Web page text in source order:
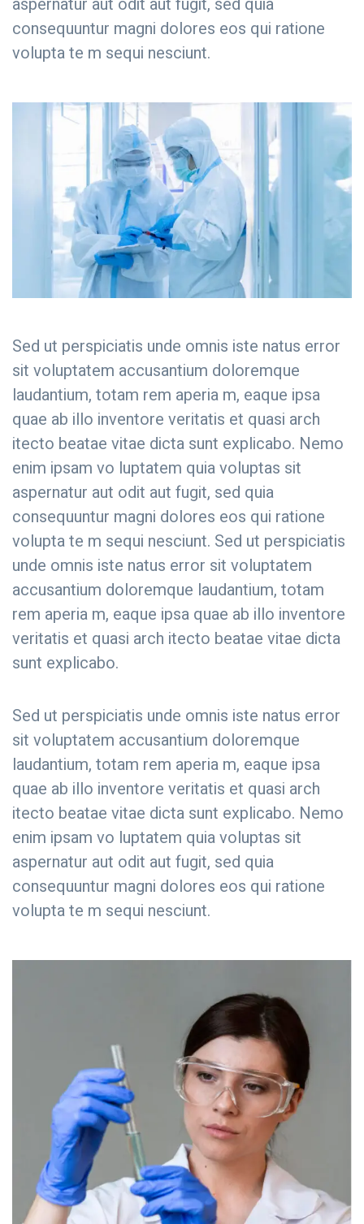
consequuntur magni dolores eos qui ratione
volupta te m sequi nesciunt.
Sed ut perspiciatis unde omnis iste natus error
sit voluptatem accusantium doloremque
laudantium, totam rem aperia m, eaque ipsa
quae ab illo inventore veritatis et quasi arch
itecto beatae vitae dicta sunt explicabo. Nemo
enim ipsam vo luptatem quia voluptas sit
aspernatur aut odit aut fugit, sed quia
consequuntur magni dolores eos qui ratione
volupta te m sequi nesciunt. Sed ut perspiciatis
unde omnis iste natus error sit voluptatem
accusantium doloremque laudantium, totam
rem aperia m, eaque ipsa quae ab illo inventore
veritatis et quasi arch itecto beatae vitae dicta
sunt explicabo.
Sed ut perspiciatis unde omnis iste natus error
sit voluptatem accusantium doloremque
laudantium, totam rem aperia m, eaque ipsa
quae ab illo inventore veritatis et quasi arch
itecto beatae vitae dicta sunt explicabo. Nemo
enim ipsam vo luptatem quia voluptas sit
aspernatur aut odit aut fugit, sed quia
consequuntur magni dolores eos qui ratione
volupta te m sequi nesciunt.